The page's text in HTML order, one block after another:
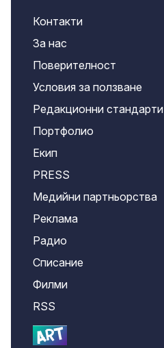
Контакти
За нас
Поверителност
Условия за ползване
Редакционни стандарти
Портфолио
Екип
PRESS
Медийни партньорства
Реклама
Радио
Списание
Филми
RSS